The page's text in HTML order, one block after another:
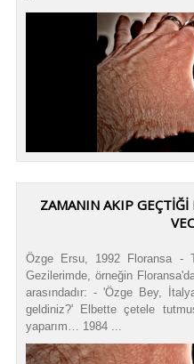
ZAMANIN AKIP
Özge Ersu, 1992 Floransa -
Gezilerimde, örneğin
arasındadır: - 'Özge Bey,
geldiniz?' Elbette çetele
yaparım… 1984 ...